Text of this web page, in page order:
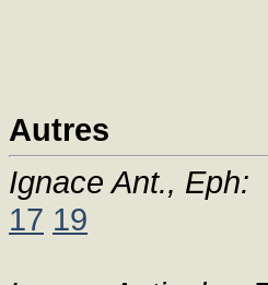
Autres
Ignace Ant., Eph:
17 19